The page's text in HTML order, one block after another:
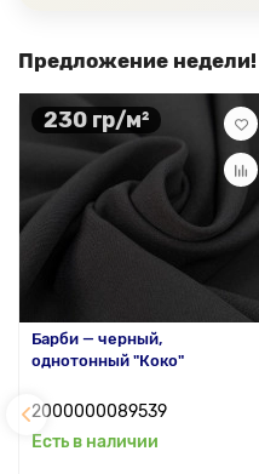
Предложение недели!
230 гр/м²
Барби — черный,
однотонный "Коко"
2000000089539
Есть в наличии